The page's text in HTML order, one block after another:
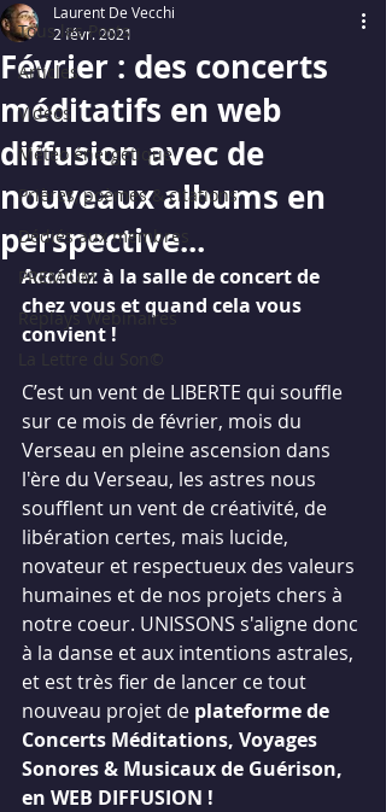
Tous les Posts
Articles
Vidéos
Météo énergétique
Prières, poèmes & citations
Dédiés aux membres
PREMIUM
Replays Webinaires
Février : des concerts
méditatifs en web
diffusion avec de
nouveaux albums en
perspective...
Laurent De Vecchi
2 févr. 2021
Accédez à la salle de concert de
chez vous et quand cela vous
convient !
C’est un vent de LIBERTE qui souffle
sur ce mois de février, mois du
Verseau en pleine ascension dans
l'ère du Verseau, les astres nous
soufflent un vent de créativité, de
libération certes, mais lucide,
novateur et respectueux des valeurs
humaines et de nos projets chers à
notre coeur. UNISSONS s'aligne donc
à la danse et aux intentions astrales,
et est très fier de lancer ce tout
nouveau projet de plateforme de
Concerts Méditations, ​Voyages
Sonores & Musicaux de Guérison,
en WEB DIFFUSION !